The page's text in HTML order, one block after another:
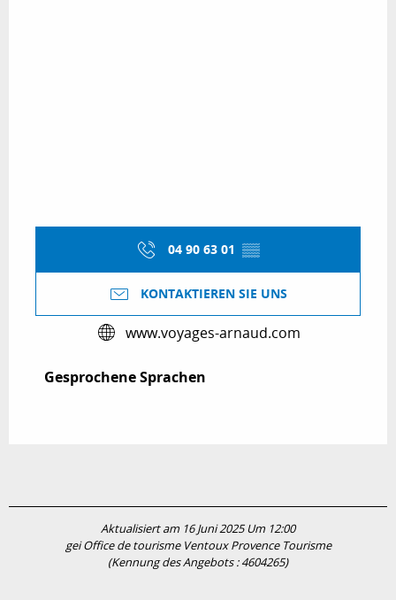
04 90 63 01 ▒▒
KONTAKTIEREN SIE UNS
www.voyages-arnaud.com
Gesprochene Sprachen
Gesprochene Sprachen
Aktualisiert am 16 Juni 2025 Um 12:00
gei Office de tourisme Ventoux Provence Tourisme
(Kennung des Angebots :4604265)